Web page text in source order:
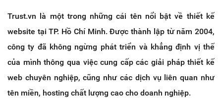
Trust.vn là một trong những cái tên nổi bật về thiết kế
website tại TP. Hồ Chí Minh. Được thành lập từ năm 2004,
công ty đã không ngừng phát triển và khẳng định vị thế
của mình thông qua việc cung cấp các giải pháp thiết kế
web chuyên nghiệp, cũng như các dịch vụ liên quan như
tên miền, hosting chất lượng cao cho doanh nghiệp.